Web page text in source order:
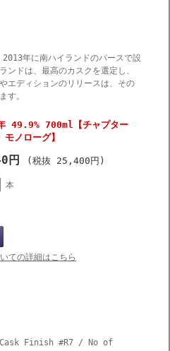
年に南ハイランドのパースで設
ンドは、最高のカスクを選定し、
エディションのリリースは、その
す。
49.9% 700ml【チャプター
ノローグ】
円 (税抜 25,400円)
本
ての詳細はこちら
Finish #R7 / No of